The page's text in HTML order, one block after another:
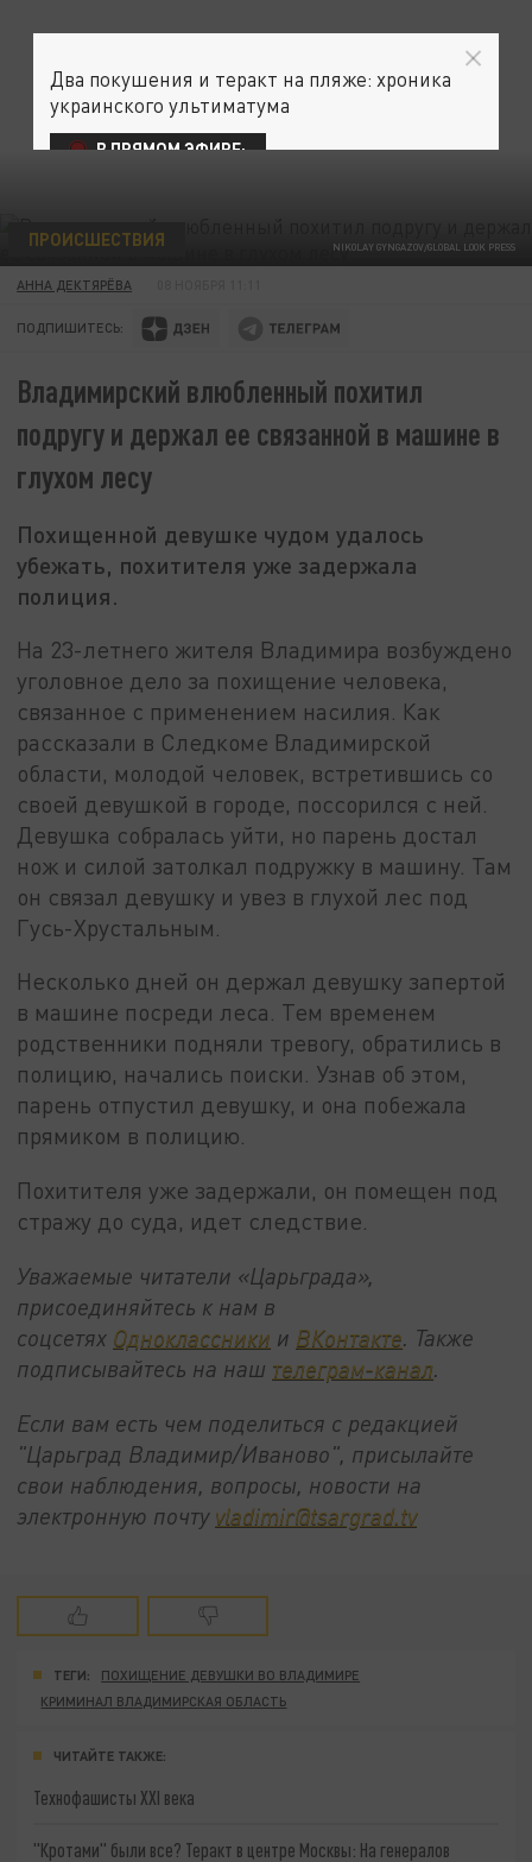
NIKOLAY GYNGAZOV/GLOBAL LOOK PRESS
ПРОИСШЕСТВИЯ
АННА ДЕКТЯРЁВА
ПОДПИШИТЕСЬ:
Владимирский влюбленный похитил
подругу и держал ее связанной в машине в
глухом лесу
Похищенной девушке чудом удалось
убежать, похитителя уже задержала
полиция.
На 23-летнего жителя Владимира возбуждено
уголовное дело за похищение человека,
связанное с применением насилия. Как
рассказали в Следкоме Владимирской
области, молодой человек, встретившись со
своей девушкой в городе, поссорился с ней.
Девушка собралась уйти, но парень достал
нож и силой затолкал подружку в машину. Там
он связал девушку и увез в глухой лес под
Гусь-Хрустальным.
Несколько дней он держал девушку запертой
в машине посреди леса. Тем временем
родственники подняли тревогу, обратились в
полицию, начались поиски. Узнав об этом,
парень отпустил девушку, и она побежала
прямиком в полицию.
Похитителя уже задержали, он помещен под
стражу до суда, идет следствие.
Уважаемые читатели «Царьграда»,
присоединяйтесь к нам в
соцсетях Одноклассники и ВКонтакте. Также
подписывайтесь на наш телеграм-канал.
Если вам есть чем поделиться с редакцией
"Царьград Владимир/Иваново", присылайте
свои наблюдения, вопросы, новости на
электронную почту vladimir@tsargrad.tv
ТЕГИ:
ПОХИЩЕНИЕ ДЕВУШКИ ВО ВЛАДИМИРЕ
КРИМИНАЛ ВЛАДИМИРСКАЯ ОБЛАСТЬ
ЧИТАЙТЕ ТАКЖЕ:
Технофашисты XXI века
"Кротами" были все? Теракт в центре Москвы: На генералов
Два покушения и теракт на пляже: хроника
украинского ультиматума
В ПРЯМОМ ЭФИРЕ: